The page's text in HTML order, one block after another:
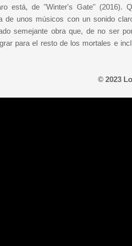
está, de "Winter's Gate" (2016).
de unos músicos con un sonido
semejante obra que, de no ser
para el resto de los mortales e
© 2023